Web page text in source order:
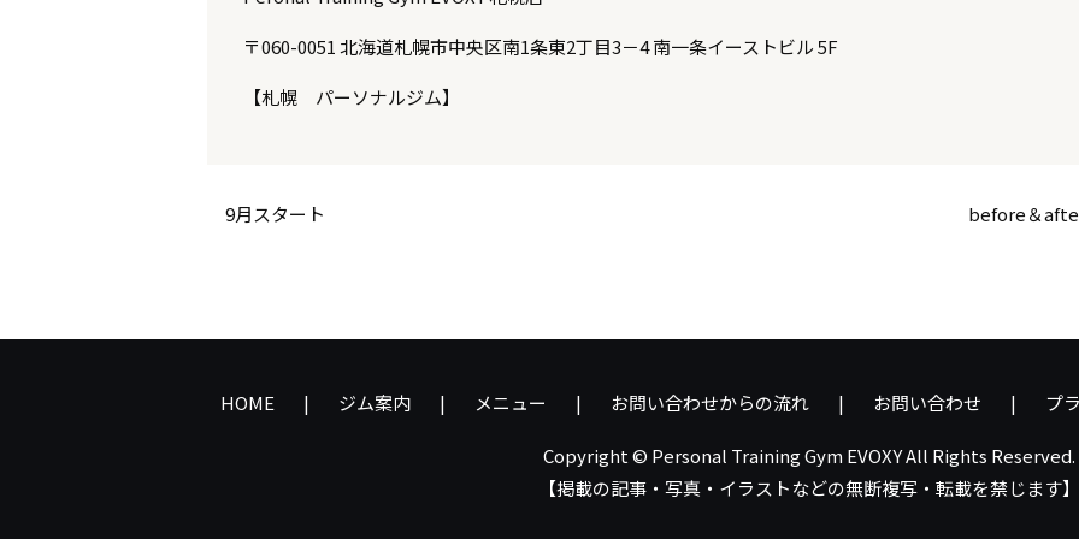
〒060-0051 北海道札幌市中央区南1条東2丁目3－4 南一条イーストビル 5F
【札幌 パーソナルジム】
9月スタート before＆
HOME ジム案内 メニュー お問い合わせからの流れ お問い合わせ プ
Copyright © Personal Training Gym EVOXY All Rights Reserved.
【掲載の記事・写真・イラストなどの無断複写・転載を禁じます】